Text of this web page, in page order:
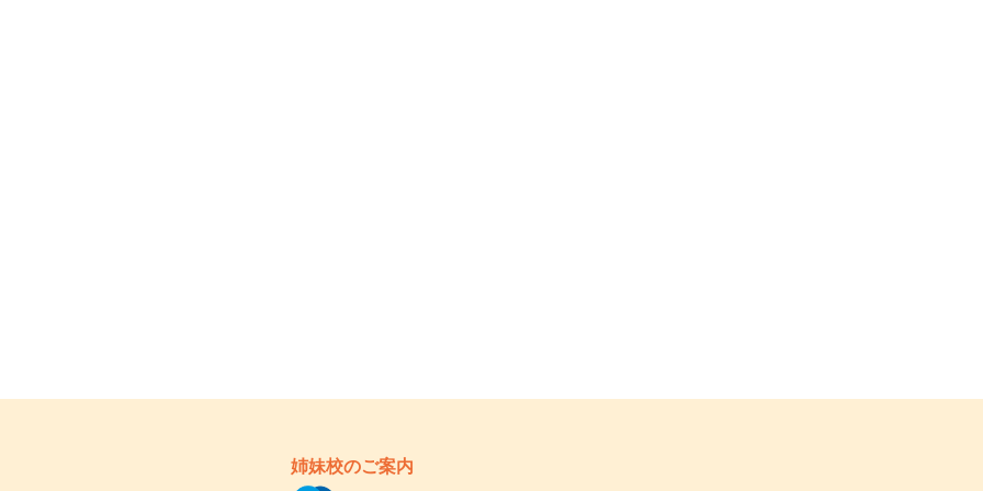
姉妹校のご案内